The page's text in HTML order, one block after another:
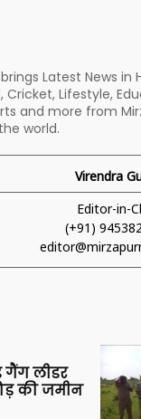
brings Latest News in
Cricket, Lifestyle,
and more from
world.
Virendra
Editor-in-
(+91)
गैंग लीडर
की जमीन